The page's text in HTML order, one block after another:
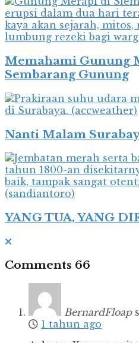
Memahami Gunung
Sembarang Gunung
Nanti Malam
YANG TUA, YANG
Comments 66
BernardFloap
1 tahun ago